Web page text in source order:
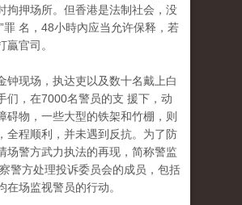
拘押场所。但香港是法制社会，没
罪 名，48小時內应当允许保释，若
贏官司。
钟现场，执达吏以及数十名戴上白
们，在7000名警员的支 援下，动
碍物，一些大型的铁架和竹棚，则
全程顺利，并未遇到反抗。为了防
场警方武力执法的再现，简称警监
警方处理投诉委员会的成员，包括
在场监视警员的行动。